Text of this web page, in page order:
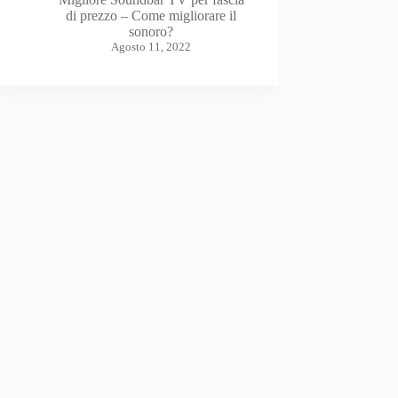
di prezzo – Come migliorare il
sonoro?
Agosto 11, 2022